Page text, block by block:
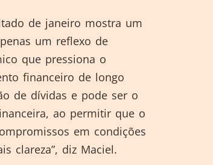
de janeiro mostra um
um reflexo de
que pressiona o
financeiro de longo
de dívidas e pode ser o
ao permitir que o
em condições
clareza”, diz Maciel.